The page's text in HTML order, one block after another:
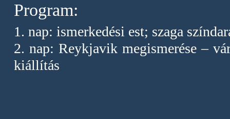
Program:
1. nap: ismerkedési est; szaga
2. nap: Reykjavik megismerése –
kiállítás